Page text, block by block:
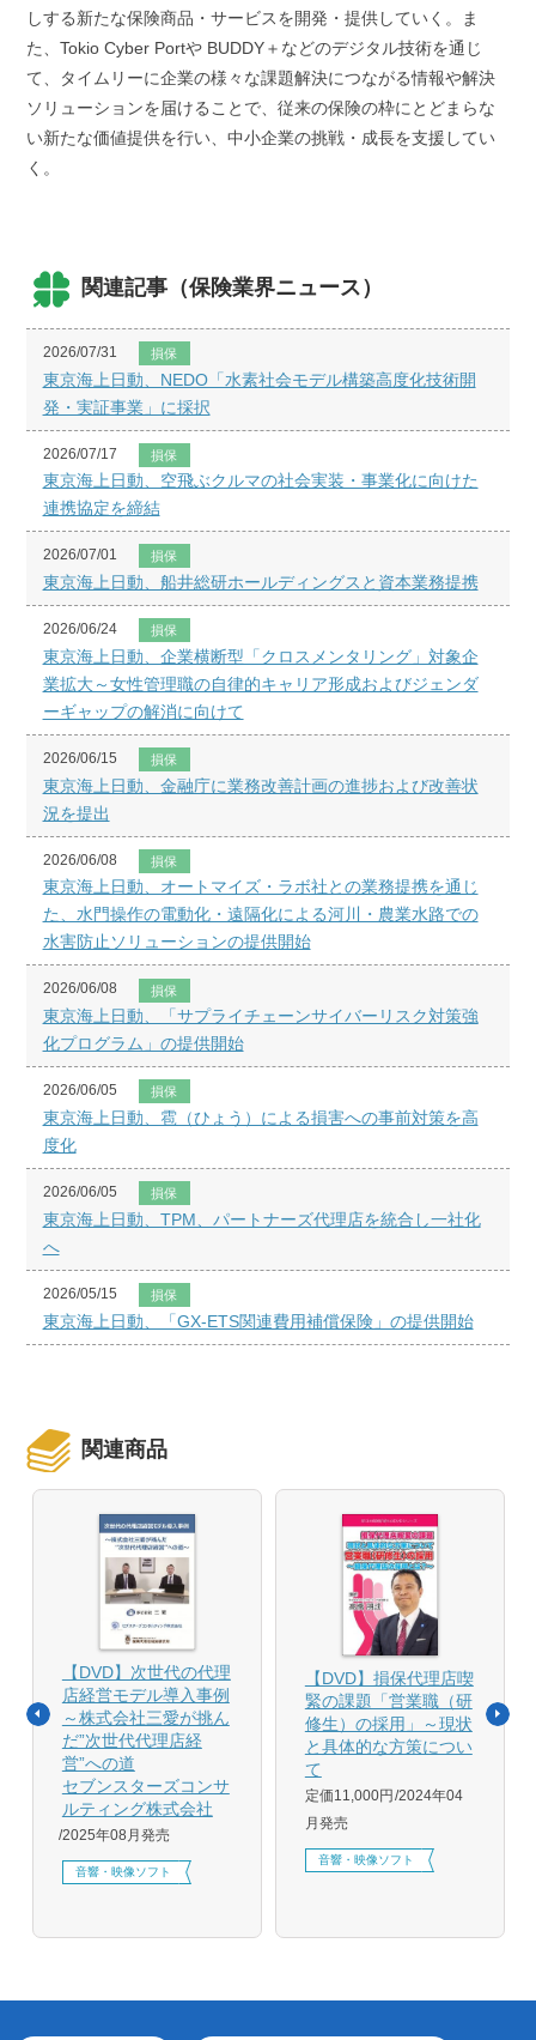
しする新たな保険商品・サービスを開発・提供していく。ま
た、Tokio Cyber Portや BUDDY＋などのデジタル技術を通じ
て、タイムリーに企業の様々な課題解決につながる情報や解決
ソリューションを届けることで、従来の保険の枠にとどまらな
い新たな価値提供を行い、中小企業の挑戦・成長を支援してい
く。
関連記事（保険業界ニュース）
2026/07/31 損保
東京海上日動、NEDO「水素社会モデル構築高度化技術開
発・実証事業」に採択
2026/07/17 損保
東京海上日動、空飛ぶクルマの社会実装・事業化に向けた
連携協定を締結
2026/07/01 損保
東京海上日動、船井総研ホールディングスと資本業務提携
2026/06/24 損保
東京海上日動、企業横断型「クロスメンタリング」対象企
業拡大～女性管理職の自律的キャリア形成およびジェンダ
ーギャップの解消に向けて
2026/06/15 損保
東京海上日動、金融庁に業務改善計画の進捗および改善状
況を提出
2026/06/08 損保
東京海上日動、オートマイズ・ラボ社との業務提携を通じ
た、水門操作の電動化・遠隔化による河川・農業水路での
水害防止ソリューションの提供開始
2026/06/08 損保
東京海上日動、「サプライチェーンサイバーリスク対策強
化プログラム」の提供開始
2026/06/05 損保
東京海上日動、雹（ひょう）による損害への事前対策を高
度化
2026/06/05 損保
東京海上日動、TPM、パートナーズ代理店を統合し一社化
へ
2026/05/15 損保
東京海上日動、「GX-ETS関連費用補償保険」の提供開始
関連商品
【DVD】次世代の代理
店経営モデル導入事例
～株式会社三愛が挑ん
だ”次世代代理店経
営”への道
セブンスターズコンサ
ルティング株式会社
2025年08月発売
音響・映像ソフト
【DVD】損保代理店喫
緊の課題「営業職（研
修生）の採用」～現状
と具体的な方策につい
て
定価11,000円 2024年04
月発売
音響・映像ソフト